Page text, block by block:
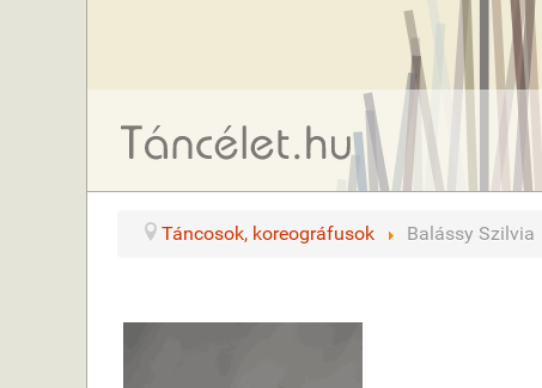
Táncosok, koreográfusok Balássy Szilvia